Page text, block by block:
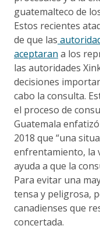
guatemalteco de
Estos recientes
de que las
aceptaran a los
las autoridades
decisiones
cabo la consulta.
el proceso de
Guatemala
2018 que “una
enfrentamiento, la
ayuda a que la
Para evitar una
tensa y peligrosa,
canadienses que
concertada.